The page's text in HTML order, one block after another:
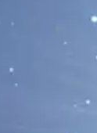
de